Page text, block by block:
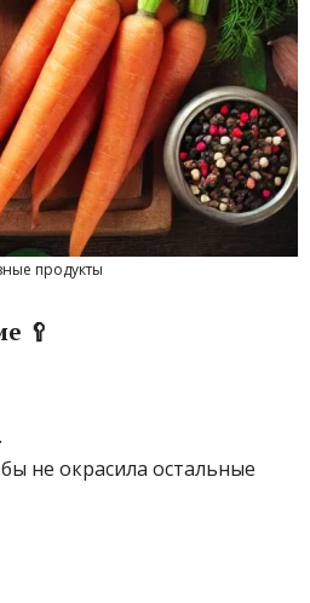
продукты
🥄
не окрасила остальные